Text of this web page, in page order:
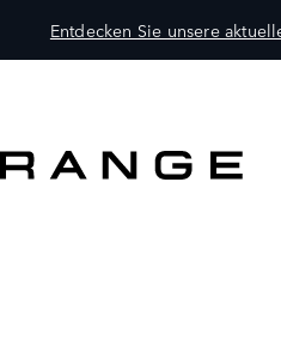
Entdecken Sie unsere